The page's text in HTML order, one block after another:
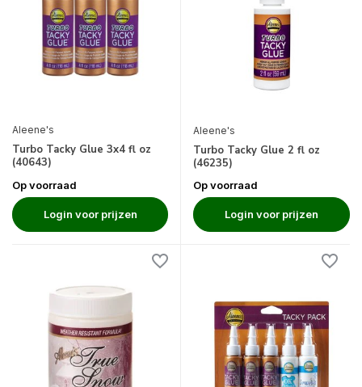
Aleene's
Turbo Tacky Glue 3x4 fl oz
(40643)
Op voorraad
Login voor prijzen
Aleene's
Turbo Tacky Glue 2 fl oz
(46235)
Op voorraad
Login voor prijzen